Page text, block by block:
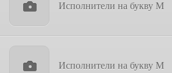
Исполнители на букву М
Исполнители на букву М